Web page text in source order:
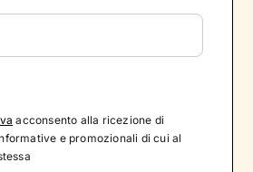
acconsento alla ricezione di
e promozionali di cui al